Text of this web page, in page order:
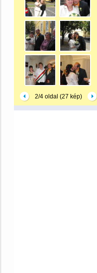
2/4 oldal (27 kép)